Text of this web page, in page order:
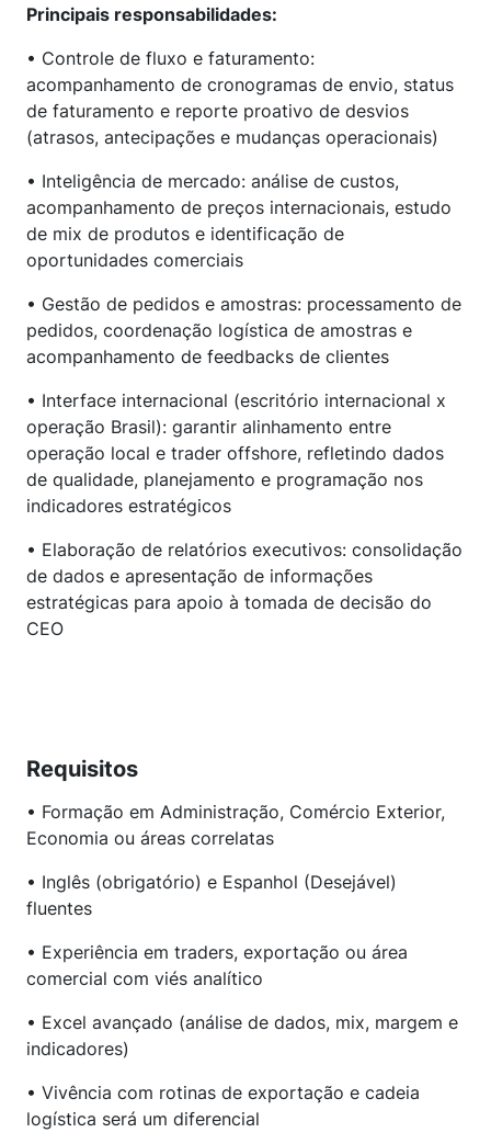
Principais responsabilidades:
• Controle de fluxo e faturamento:
acompanhamento de cronogramas de envio, status
de faturamento e reporte proativo de desvios
(atrasos, antecipações e mudanças operacionais)
• Inteligência de mercado: análise de custos,
acompanhamento de preços internacionais, estudo
de mix de produtos e identificação de
oportunidades comerciais
• Gestão de pedidos e amostras: processamento de
pedidos, coordenação logística de amostras e
acompanhamento de feedbacks de clientes
• Interface internacional (escritório internacional x
operação Brasil): garantir alinhamento entre
operação local e trader offshore, refletindo dados
de qualidade, planejamento e programação nos
indicadores estratégicos
• Elaboração de relatórios executivos: consolidação
de dados e apresentação de informações
estratégicas para apoio à tomada de decisão do
CEO
Requisitos
• Formação em Administração, Comércio Exterior,
Economia ou áreas correlatas
• Inglês (obrigatório) e Espanhol (Desejável)
fluentes
• Experiência em traders, exportação ou área
comercial com viés analítico
• Excel avançado (análise de dados, mix, margem e
indicadores)
• Vivência com rotinas de exportação e cadeia
logística será um diferencial